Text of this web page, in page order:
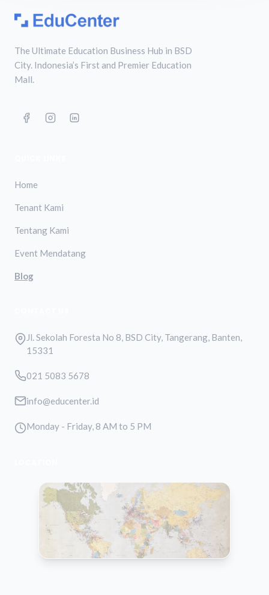
The Ultimate Education Business Hub in BSD
City. Indonesia’s First and Premier Education
Mall.
Home
Tenant Kami
Tentang Kami
Event Mendatang
Blog
Jl. Sekolah Foresta No 8, BSD City, Tangerang, Banten,
15331
021 5083 5678
info@educenter.id
Monday - Friday, 8 AM to 5 PM